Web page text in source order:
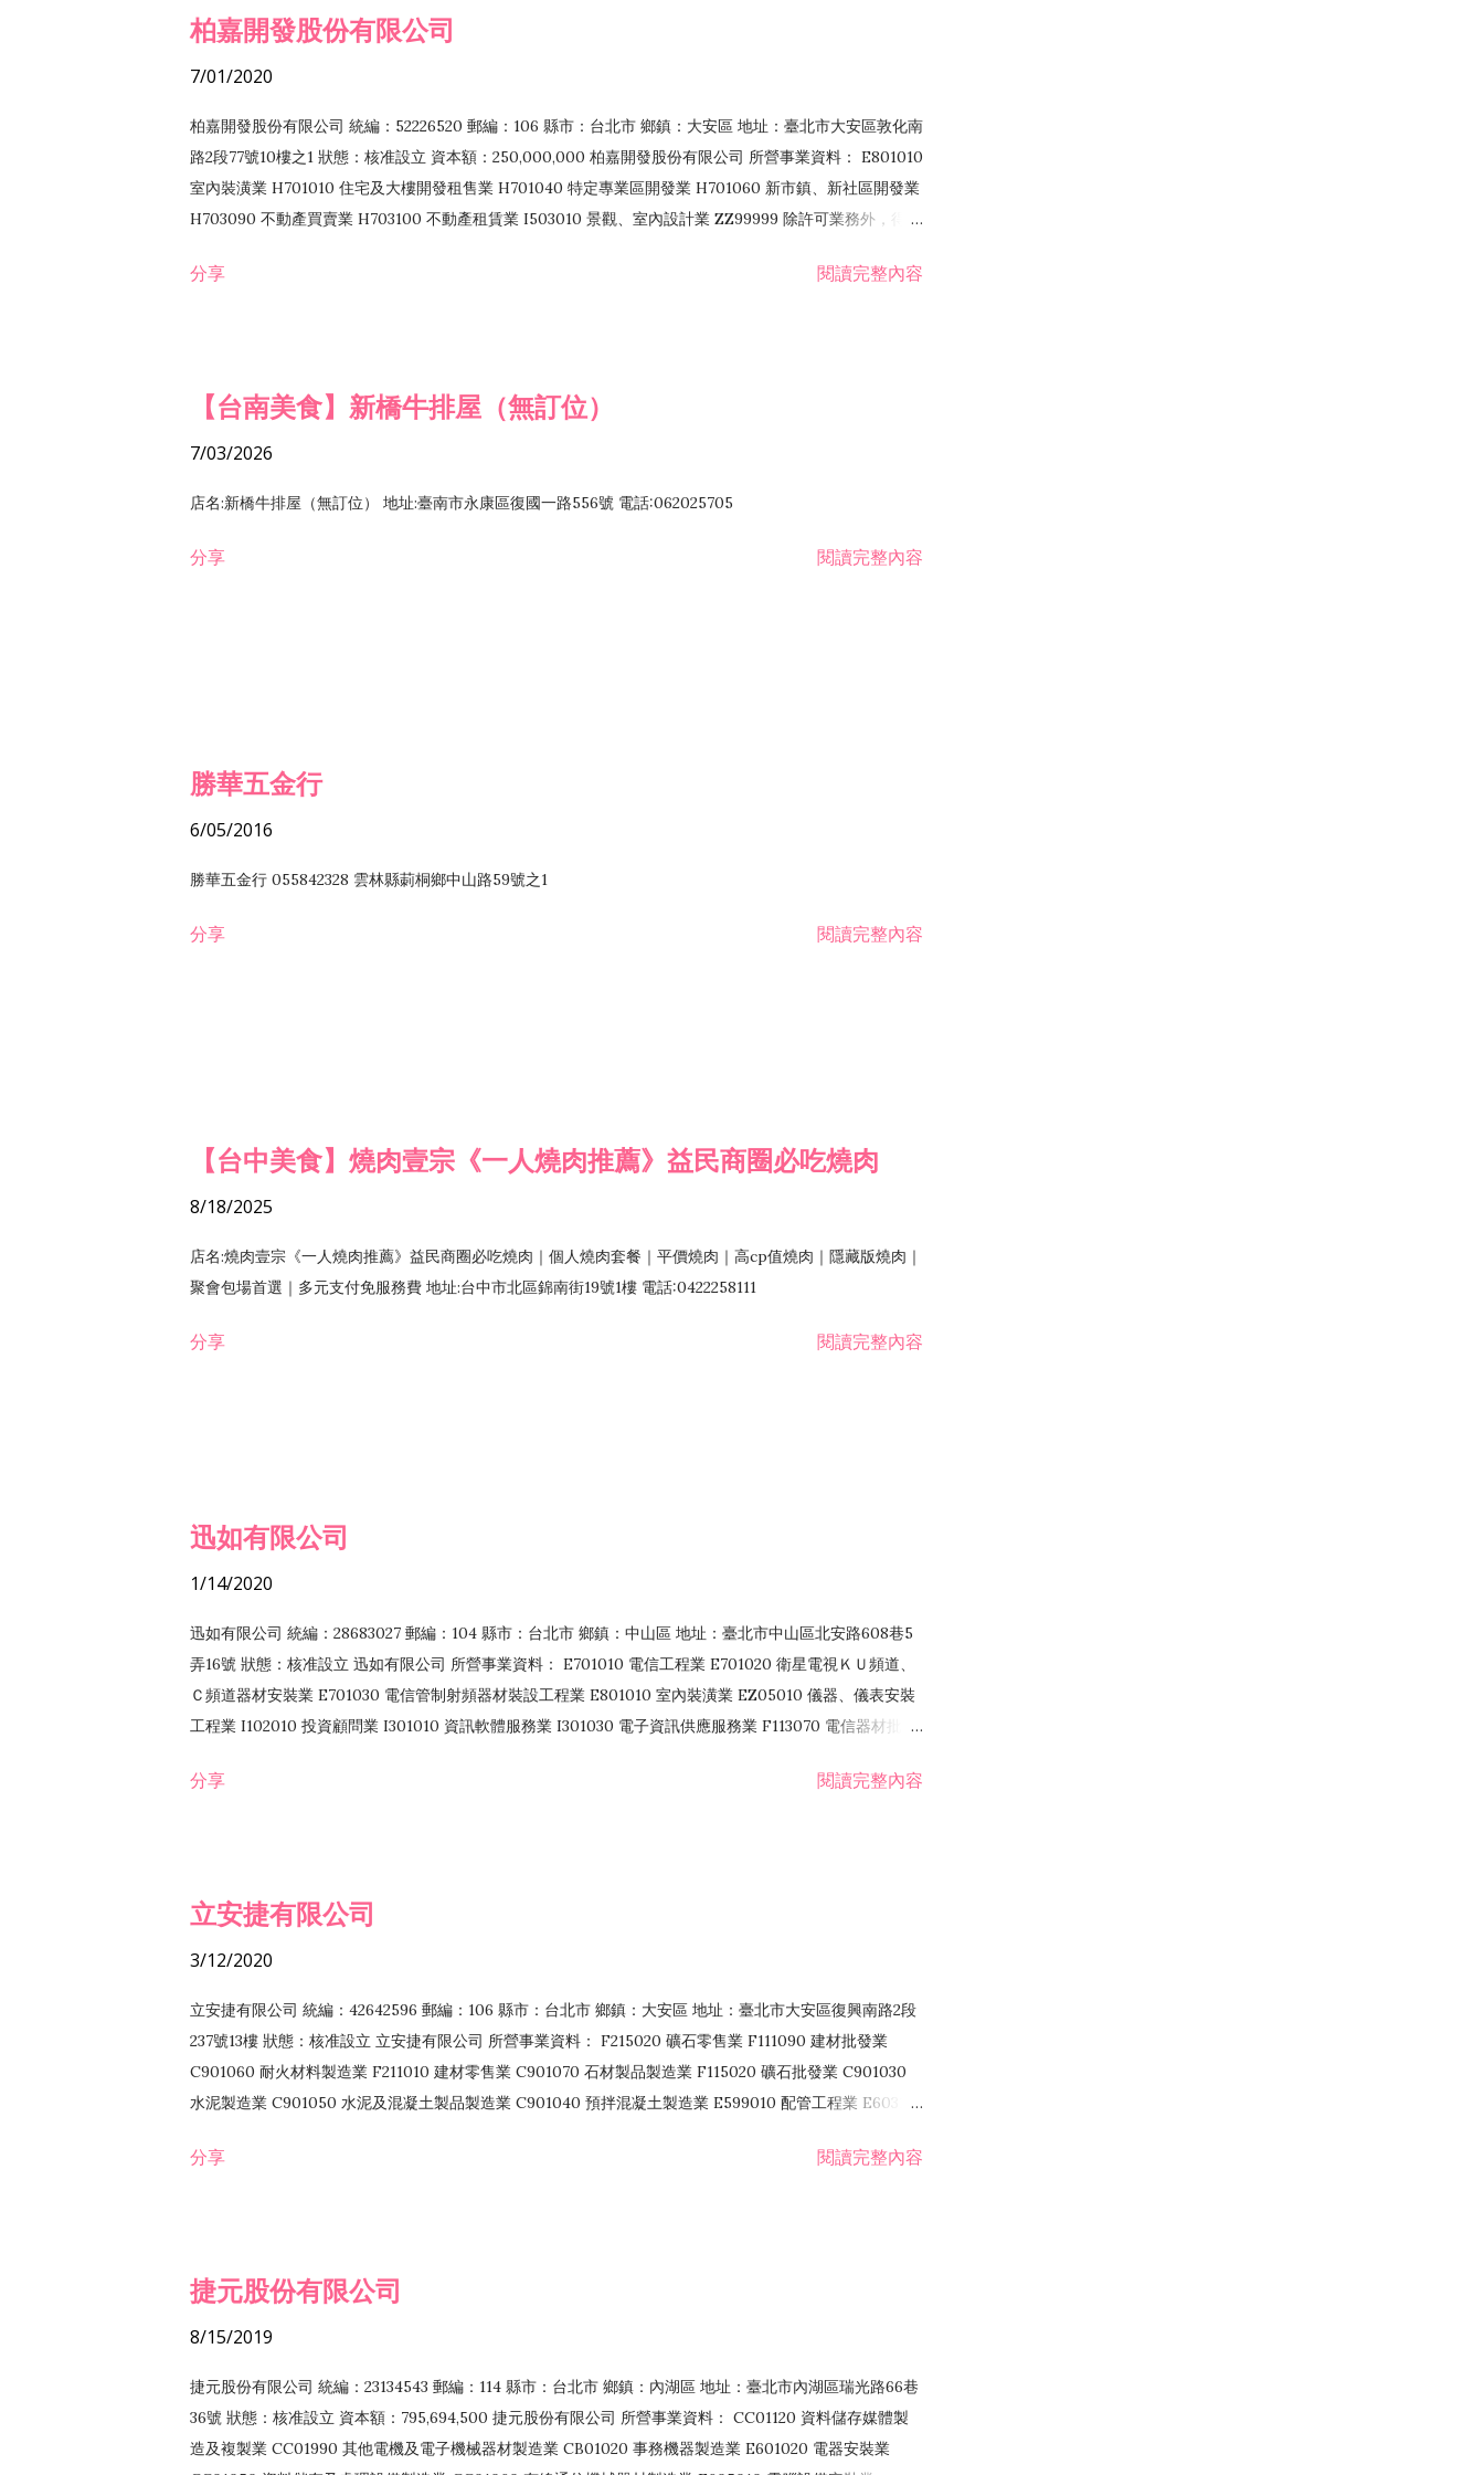
柏嘉開發股份有限公司
7/01/2020
柏嘉開發股份有限公司 統編：52226520 郵編：106 縣市：台北市 鄉鎮：大安區 地址：臺北市大安區敦化南
路2段77號10樓之1 狀態：核准設立 資本額：250,000,000 柏嘉開發股份有限公司 所營事業資料： E801010
室內裝潢業 H701010 住宅及大樓開發租售業 H701040 特定專業區開發業 H701060 新市鎮、新社區開發業
H703090 不動產買賣業 H703100 不動產租賃業 I503010 景觀、室內設計業 ZZ99999 除許可業務外，得經
分享 閱讀完整內容
【台南美食】新橋牛排屋（無訂位）
7/03/2026
店名:新橋牛排屋（無訂位） 地址:臺南市永康區復國一路556號 電話:062025705
分享 閱讀完整內容
勝華五金行
6/05/2016
勝華五金行 055842328 雲林縣莿桐鄉中山路59號之1
分享 閱讀完整內容
【台中美食】燒肉壹宗《一人燒肉推薦》益民商圈必吃燒肉
8/18/2025
店名:燒肉壹宗《一人燒肉推薦》益民商圈必吃燒肉｜個人燒肉套餐｜平價燒肉｜高cp值燒肉｜隱藏版燒肉｜
聚會包場首選｜多元支付免服務費 地址:台中市北區錦南街19號1樓 電話:0422258111
分享 閱讀完整內容
迅如有限公司
1/14/2020
迅如有限公司 統編：28683027 郵編：104 縣市：台北市 鄉鎮：中山區 地址：臺北市中山區北安路608巷5
弄16號 狀態：核准設立 迅如有限公司 所營事業資料： E701010 電信工程業 E701020 衛星電視ＫＵ頻道、
Ｃ頻道器材安裝業 E701030 電信管制射頻器材裝設工程業 E801010 室內裝潢業 EZ05010 儀器、儀表安裝
工程業 I102010 投資顧問業 I301010 資訊軟體服務業 I301030 電子資訊供應服務業 F113070 電信器材批發
務 F102030 菸酒批發業 F203020 菸酒零售業 F401171 酒類輸入業
分享 閱讀完整內容
立安捷有限公司
3/12/2020
立安捷有限公司 統編：42642596 郵編：106 縣市：台北市 鄉鎮：大安區 地址：臺北市大安區復興南路2段
237號13樓 狀態：核准設立 立安捷有限公司 所營事業資料： F215020 礦石零售業 F111090 建材批發業
C901060 耐火材料製造業 F211010 建材零售業 C901070 石材製品製造業 F115020 礦石批發業 C901030
水泥製造業 C901050 水泥及混凝土製品製造業 C901040 預拌混凝土製造業 E599010 配管工程業 E603110
EZ99990 其他工程業 F102170 食品什貨批發業 F106020 日常用品批發業 F108031 醫療器材批發業
分享 閱讀完整內容
捷元股份有限公司
8/15/2019
捷元股份有限公司 統編：23134543 郵編：114 縣市：台北市 鄉鎮：內湖區 地址：臺北市內湖區瑞光路66巷
36號 狀態：核准設立 資本額：795,694,500 捷元股份有限公司 所營事業資料： CC01120 資料儲存媒體製
造及複製業 CC01990 其他電機及電子機械器材製造業 CB01020 事務機器製造業 E601020 電器安裝業